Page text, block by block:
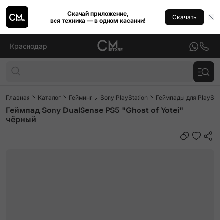
Скачай приложение,
вся техника — в одном касании!
Скачать
Краснодар
Главная Каталог Гейминг Sony PlayStation Геймпады для
Геймпад Sony DualSense PS5 "Ghost of Yotei"
чёрный